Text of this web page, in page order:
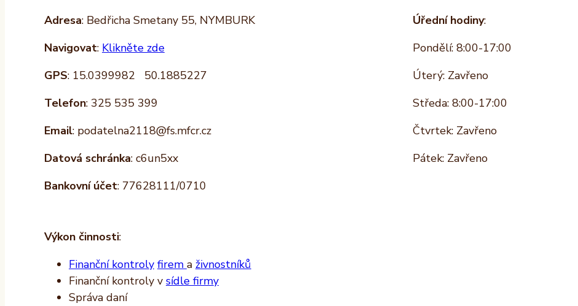
Adresa: Bedřicha Smetany 55, NYMBURK
Navigovat: Klikněte zde
GPS: 15.0399982 50.1885227
Telefon: 325 535 399
Email: podatelna2118@fs.mfcr.cz
Datová schránka: c6un5xx
Bankovní účet: 77628111/0710
Úřední hodiny:
Pondělí: 8:00-17:00
Úterý: Zavřeno
Středa: 8:00-17:00
Čtvrtek: Zavřeno
Pátek: Zavřeno
Výkon činnosti:
Finanční kontroly firem a živnostníků
Finanční kontroly v sídle firmy
Správa daní